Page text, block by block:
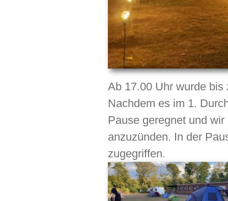
Ab 17.00 Uhr wurde bis
Nachdem es im 1.
Pause geregnet und
anzuzünden. In der
zugegriffen.